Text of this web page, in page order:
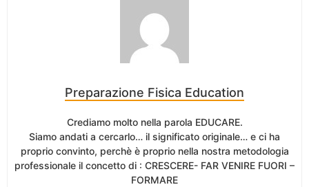
Preparazione Fisica Education
Crediamo molto nella parola EDUCARE.
Siamo andati a cercarlo… il significato originale… e ci ha
proprio convinto, perchè è proprio nella nostra metodologia
professionale il concetto di : CRESCERE- FAR VENIRE FUORI –
FORMARE